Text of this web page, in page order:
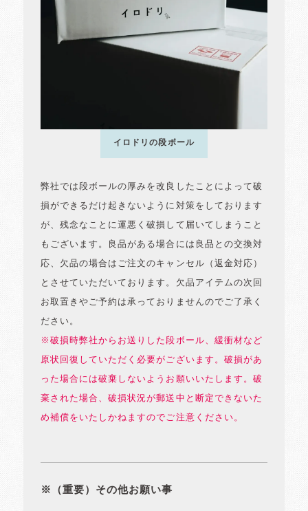
イロドリの段ボール
弊社では段ボールの厚みを改良したことによって破
損ができるだけ起きないように対策をしております
が、残念なことに運悪く破損して届いてしまうこと
もございます。良品がある場合には良品との交換対
応、欠品の場合はご注文のキャンセル（返金対応）
とさせていただいております。欠品アイテムの次回
お取置きやご予約は承っておりませんのでご了承く
ださい。
※破損時弊社からお送りした段ボール、緩衝材など
原状回復していただく必要がございます。破損があ
った場合には破棄しないようお願いいたします。破
棄された場合、破損状況が郵送中と断定できないた
め補償をいたしかねますのでご注意ください。
※（重要）その他お願い事